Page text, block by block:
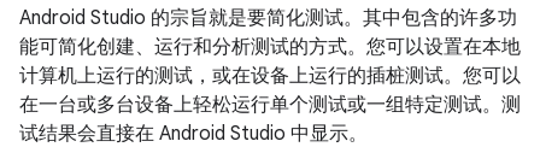
Android Studio 的宗旨就是要简化测试。其中包含的许多功
能可简化创建、运行和分析测试的方式。您可以设置在本地
计算机上运行的测试，或在设备上运行的插桩测试。您可以
在一台或多台设备上轻松运行单个测试或一组特定测试。测
试结果会直接在 Android Studio 中显示。